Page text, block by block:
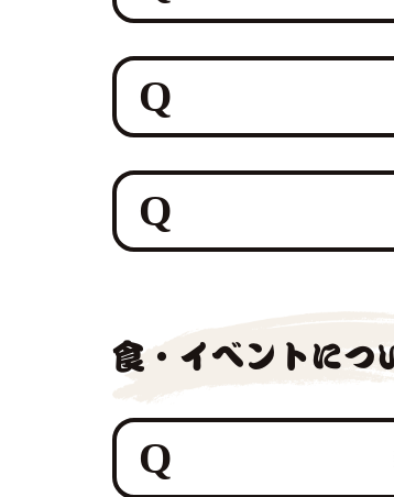
はい、オンラインマグ
融合させたホテルレ
試食セットと連動し
す。
はい、もちろん可能で
私たち鮪達人は、「
食・イベントにつ